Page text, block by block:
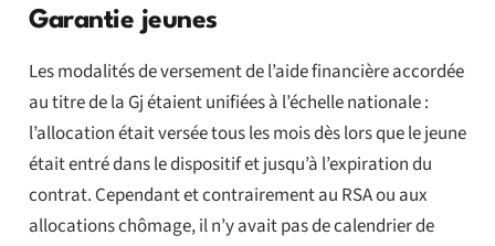
Garantie jeunes
Les modalités de versement de l’aide financière accordée
au titre de la Gj étaient unifiées à l’échelle nationale :
l’allocation était versée tous les mois dès lors que le jeune
était entré dans le dispositif et jusqu’à l’expiration du
contrat. Cependant et contrairement au RSA ou aux
allocations chômage, il n’y avait pas de calendrier de